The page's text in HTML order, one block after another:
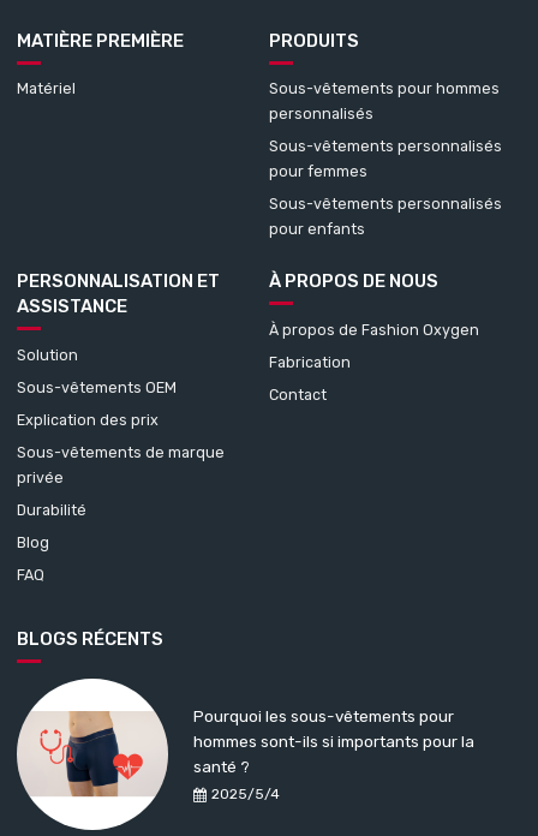
MATIÈRE PREMIÈRE
Matériel
PRODUITS
Sous-vêtements pour hommes
personnalisés
Sous-vêtements personnalisés
pour femmes
Sous-vêtements personnalisés
pour enfants
PERSONNALISATION ET
ASSISTANCE
Solution
Sous-vêtements OEM
Explication des prix
Sous-vêtements de marque
privée
Durabilité
Blog
FAQ
À PROPOS DE NOUS
À propos de Fashion Oxygen
Fabrication
Contact
BLOGS RÉCENTS
2025/5/4
Pourquoi les sous-vêtements pour
hommes sont-ils si importants pour la
santé ?